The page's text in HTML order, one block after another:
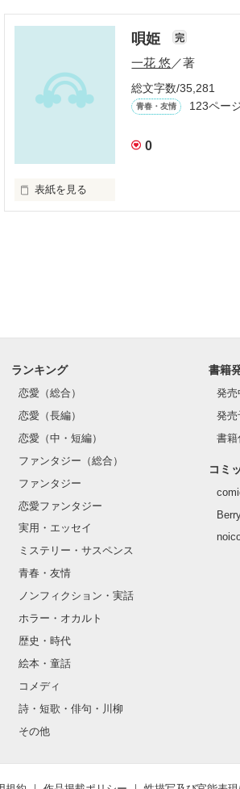
2008.1.21～2008.2.24
そんな
物語
唄姫 完
一花 悠 ／著
総文字数/35,281
青春・友情 123ペー
0
表紙を見る
ただ、笑顔が見たくて……
それだけで
幸せだった。
2007.8.9
ランキング
恋愛（総合）
恋愛（長編）
恋愛（中・短編）
ファンタジー（総合）
ファンタジー
恋愛ファンタジー
実用・エッセイ
ミステリー・サスペンス
青春・友情
ノンフィクション・実話
ホラー・オカルト
歴史・時代
絵本・童話
コメディ
詩・短歌・俳句・川柳
その他
書籍
発売
発売
書籍
コミ